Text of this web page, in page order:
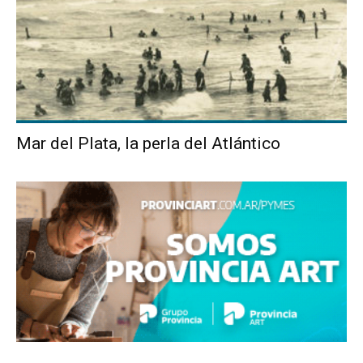
Mar del Plata, la perla del Atlántico